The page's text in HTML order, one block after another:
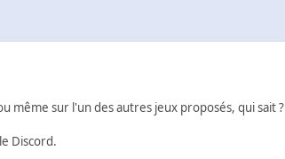
même sur l'un des autres jeux proposés, qui sait ?
Discord.